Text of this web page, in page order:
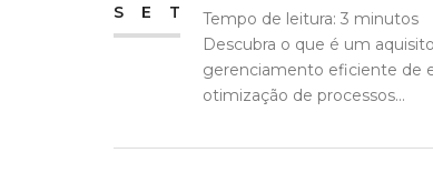
SET Tempo de leitura: 3 minutos
Descubra o que é um
gerenciamento eficiente de
otimização de processos...